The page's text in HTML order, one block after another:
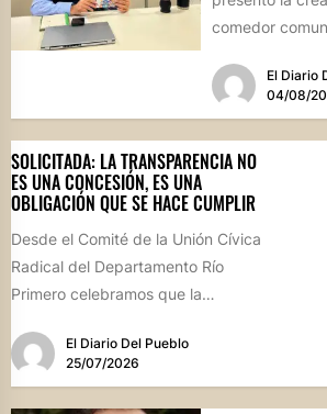
comedor
Salón...
El Diario
04/08/
SOLICITADA: LA TRANSPARENCIA NO
ES UNA CONCESIÓN, ES UNA
OBLIGACIÓN QUE SE HACE CUMPLIR
Desde el Comité de la Unión Cívica
Radical del Departamento Río
Primero celebramos que la
haya...
El Diario Del Pueblo
25/07/2026